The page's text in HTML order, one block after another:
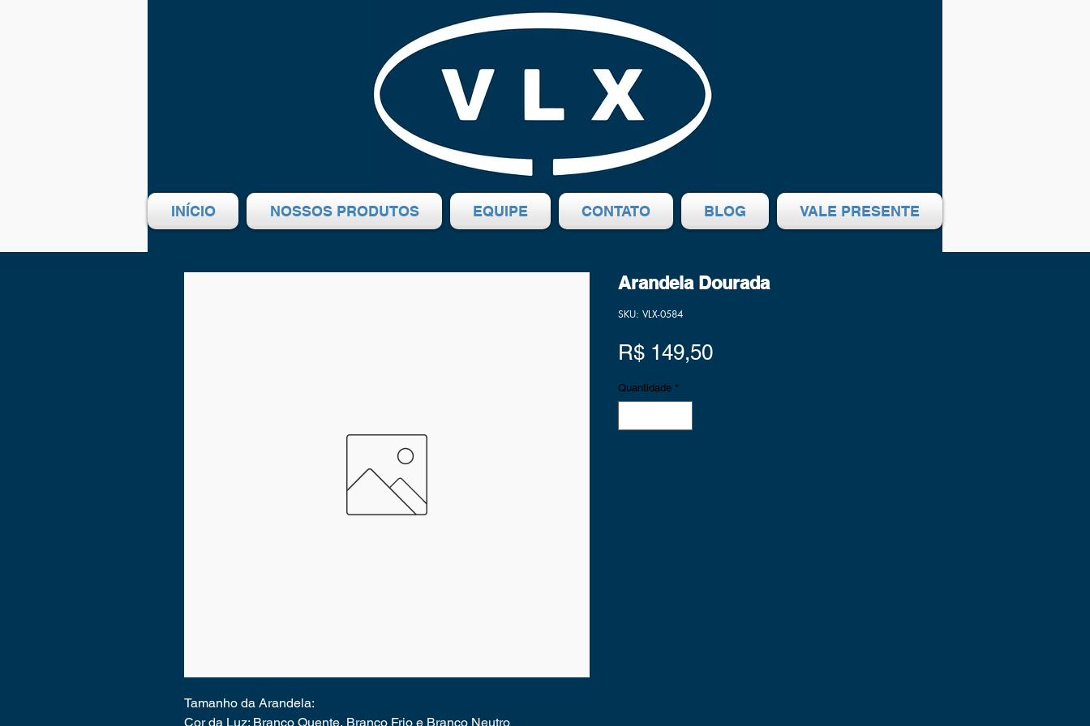
INÍCIO NOSSOS PRODUTOS EQUIPE CONTATO BLOG VALE PRESENTE
Tamanho da Arandela:
Cor da Luz: Branco Quente, Branco Frio e Branco Neutro
Arandela Dourada
SKU: VLX-0584
R$ 149,50Preço
Quantidade *